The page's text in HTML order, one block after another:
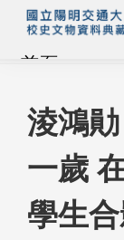
首頁
藏品查詢
校史館簡介
藏品清單全
淩鴻
一歲
學生